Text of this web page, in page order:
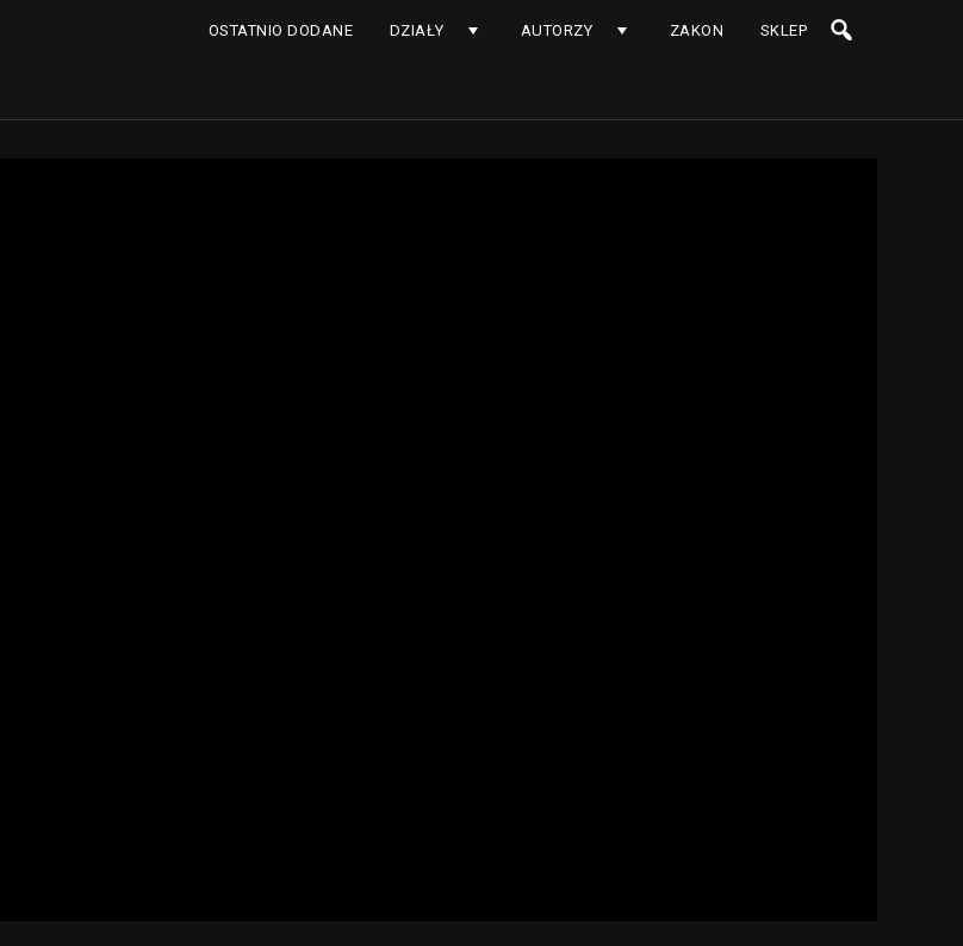
OSTATNIO DODANE DZIAŁY AUTORZY ZAKON SKLEP